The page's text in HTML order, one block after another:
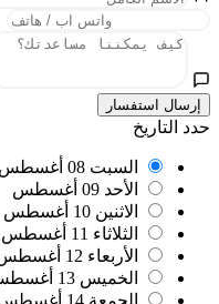
إرسال استفسار
حدد التاريخ
السبت 08 أغسطس
الأحد 09 أغسطس
الاثنين 10 أغسطس
الثلاثاء 11 أغسطس
الأربعاء 12 أغسطس
الخميس 13 أغسطس